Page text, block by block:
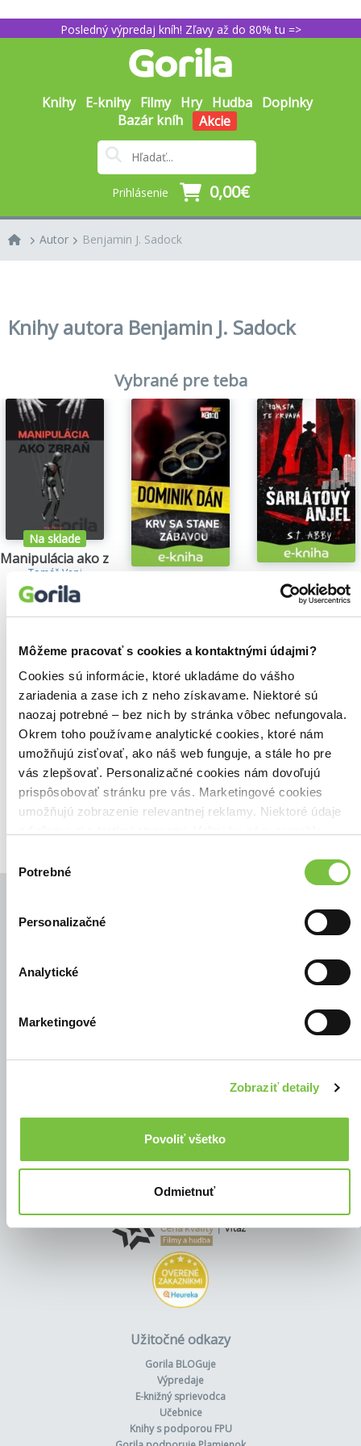
Môžeme pracovať s cookies a kontaktnými údajmi?
Cookies sú informácie, ktoré ukladáme do vášho
zariadenia a zase ich z neho získavame. Niektoré sú
naozaj potrebné – bez nich by stránka vôbec nefungovala.
Okrem toho používame analytické cookies, ktoré nám
umožňujú zisťovať, ako náš web funguje, a stále ho pre
vás zlepšovať. Personalizačné cookies nám dovoľujú
prispôsobovať stránku pre vás. Marketingové cookies
umožňujú zobrazenie relevantnej reklamy. Niektoré údaje
súhlasu
Potrebné
Personalizačné
Analytické
Marketingové
Zobraziť detaily
Povoliť všetko
Odmietnuť
Posledný výpredaj kníh! Zľavy až do 80% tu =>
Knihy E-knihy Filmy Hry Hudba Doplnky
Bazár kníh
Akcie
Prihlásenie 0,00€
Autor Benjamin J. Sadock
Knihy autora Benjamin J. Sadock
Vybrané pre teba
Na sklade
Manipulácia ako zbraň
Tomáš Vepi
15,79€
14,35€
Šarlátový anjel
S.T. Abby
5,84€
Našli sme0titulov
Zoradiť podľa:
Filtrovať
Užitočné odkazy
Gorila BLOGuje
Výpredaje
E-knižný sprievodca
Učebnice
Knihy s podporou FPU